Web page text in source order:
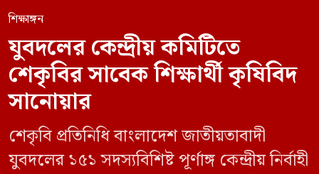
শিক্ষাঙ্গন
যুবদলের কেন্দ্রীয় কমিটিতে
শেকৃবির সাবেক শিক্ষার্থী কৃষিবিদ
সানোয়ার
শেকৃবি প্রতিনিধি বাংলাদেশ জাতীয়তাবাদী
যুবদলের ১৫১ সদস্যবিশিষ্ট পূর্ণাঙ্গ কেন্দ্রীয় নির্বাহী